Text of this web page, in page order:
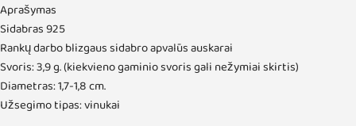
Aprašymas
Sidabras 925
Rankų darbo blizgaus sidabro apvalūs auskarai
Svoris: 3,9 g. (kiekvieno gaminio svoris gali nežymiai skirtis)
Diametras: 1,7-1,8 cm.
Užsegimo tipas: vinukai